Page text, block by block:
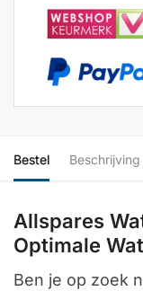
Bestel Beschrijving
Allspares
Optimale
Ben je op zoek